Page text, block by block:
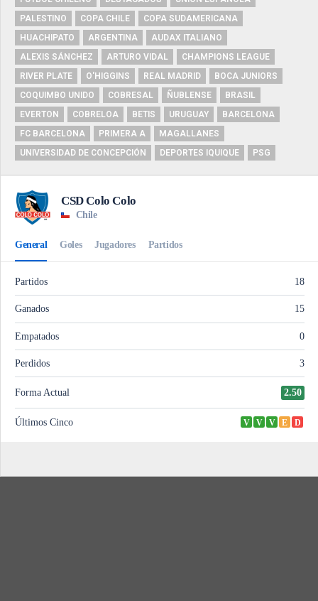
PALESTINO
COPA CHILE
COPA SUDAMERICANA
HUACHIPATO
ARGENTINA
AUDAX ITALIANO
ALEXIS SÁNCHEZ
ARTURO VIDAL
CHAMPIONS LEAGUE
RIVER PLATE
O'HIGGINS REAL MADRID
BOCA JUNIORS
COQUIMBO UNIDO
COBRESAL ÑUBLENSE
BRASIL
EVERTON
COBRELOA BETIS URUGUAY
BARCELONA
FC BARCELONA
PRIMERA A
MAGALLANES
UNIVERSIDAD DE CONCEPCIÓN
DEPORTES IQUIQUE PSG